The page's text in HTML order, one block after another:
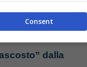
dalla
dalla
Consent